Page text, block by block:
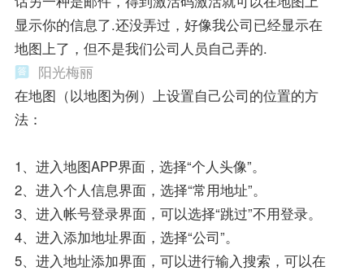
显示你的信息了.还没弄过，好像我公司已经显示在
地图上了，但不是我们公司人员自己弄的.
阳光梅丽
在地图（以地图为例）上设置自己公司的位置的方
法：
1、进入地图APP界面，选择“个人头像”。
2、进入个人信息界面，选择“常用地址”。
3、进入帐号登录界面，可以选择“跳过”不用登录。
4、进入添加地址界面，选择“公司”。
5、进入地址添加界面，可以进行输入搜索，可以在